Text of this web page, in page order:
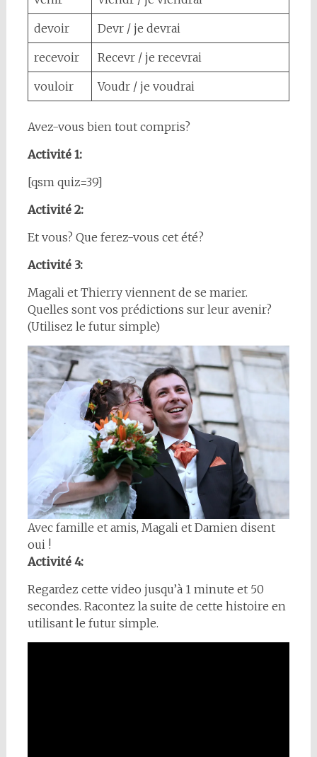
devoir Devr / je devrai
recevoir Recevr / je recevrai
vouloir Voudr / je voudrai
Avez-vous bien tout compris?
Activité 1:
[qsm quiz=39]
Activité 2:
Et vous? Que ferez-vous cet été?
Activité 3:
Magali et Thierry viennent de se marier.
Quelles sont vos prédictions sur leur avenir?
(Utilisez le futur simple)
Avec famille et amis, Magali et Damien disent
oui !
Activité 4:
Regardez cette video jusqu’à 1 minute et 50
secondes. Racontez la suite de cette histoire en
utilisant le futur simple.